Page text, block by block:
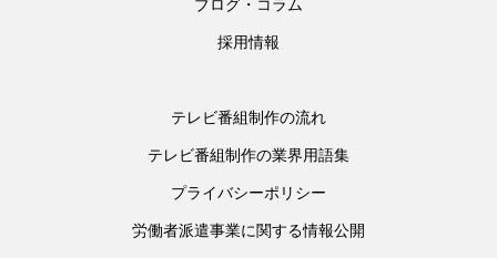
ブログ・コラム
採用情報
テレビ番組制作の流れ
テレビ番組制作の業界用語集
プライバシーポリシー
労働者派遣事業に関する情報公開